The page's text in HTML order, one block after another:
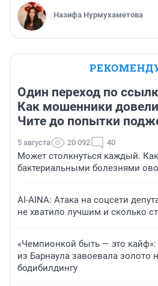
Назифа Нурмухаметова
Один переход по
Как мошенники
Чите до попытки
5 августа 20 092 40
Может столкнуться каждый.
бактериальными болезнями
AI-AINA: Атака на соцсети
не хватило лучшим и сколько
«Чемпионкой быть — это кайф»:
из Барнаула завоевала золото
бодибилдингу